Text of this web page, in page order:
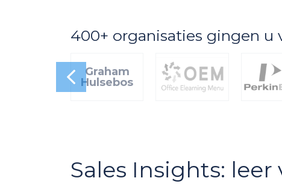
400+ organisaties gingen u
Graham
Hulsebos
Sales Insights: